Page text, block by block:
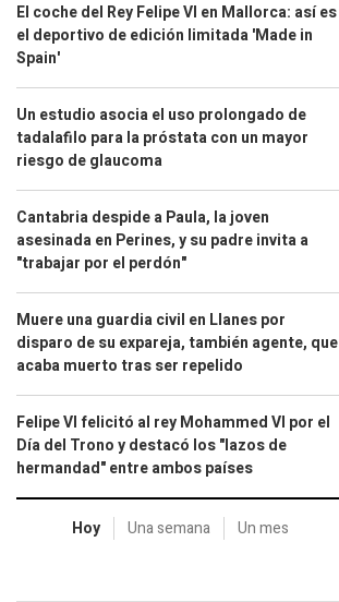
El coche del Rey Felipe VI en Mallorca: así es
el deportivo de edición limitada 'Made in
Spain'
Un estudio asocia el uso prolongado de
tadalafilo para la próstata con un mayor
riesgo de glaucoma
Cantabria despide a Paula, la joven
asesinada en Perines, y su padre invita a
"trabajar por el perdón"
Muere una guardia civil en Llanes por
disparo de su expareja, también agente, que
acaba muerto tras ser repelido
Felipe VI felicitó al rey Mohammed VI por el
Día del Trono y destacó los "lazos de
hermandad" entre ambos países
Hoy Una semana Un mes